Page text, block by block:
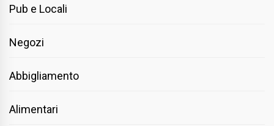
Pub e Locali
Negozi
Abbigliamento
Alimentari